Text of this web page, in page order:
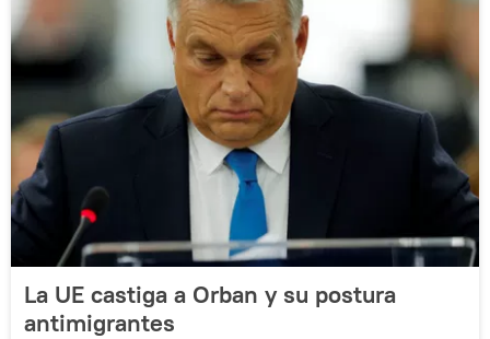
La UE castiga a Orban y su postura
antimigrantes